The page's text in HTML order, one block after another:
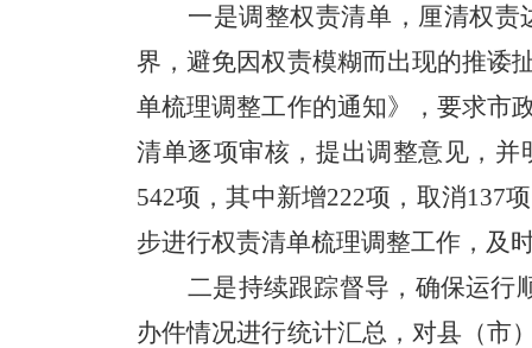
一是调整权责清单，厘清权责
界，避免因权责模糊而出现的推诿
单梳理调整工作的通知》，要求市
清单逐项审核，提出调整意见，
542项，其中新增222项，取消137
步进行权责清单梳理调整工作，及
二是持续跟踪督导，确保运行
办件情况进行统计汇总，对县（市